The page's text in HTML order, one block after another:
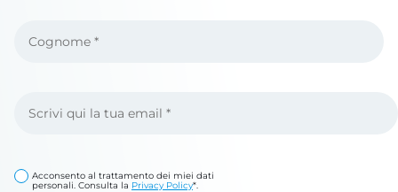
Acconsento al trattamento dei miei dati
personali. Consulta la Privacy Policy*.